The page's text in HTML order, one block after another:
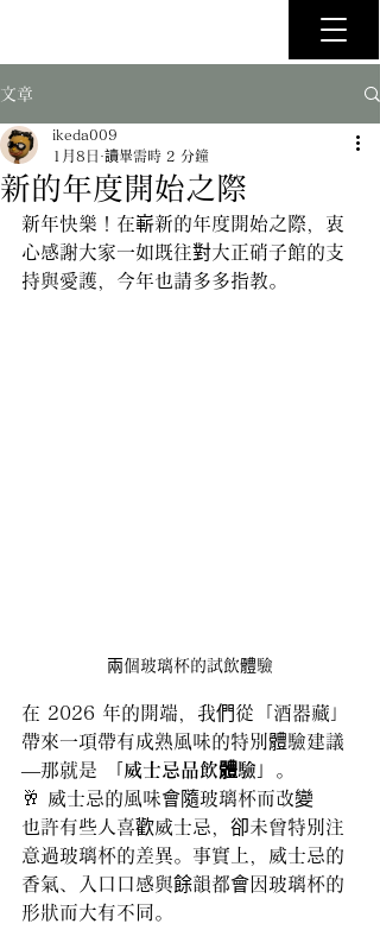
文章
新的年度開始之際
ikeda009
1月8日 讀畢需時 2 分鐘
新年快樂！在嶄新的年度開始之際，衷
心感謝大家一如既往對大正硝子館的支
持與愛護，今年也請多多指教。
兩個玻璃杯的試飲體驗
在 2026 年的開端，我們從「酒器藏」
帶來一項帶有成熟風味的特別體驗建議
—那就是
「威士忌品飲體驗」
。
🥂 威士忌的風味會隨玻璃杯而改變
也許有些人喜歡威士忌，卻未曾特別注
意過玻璃杯的差異。事實上，威士忌的
香氣、入口口感與餘韻都會因玻璃杯的
形狀而大有不同。